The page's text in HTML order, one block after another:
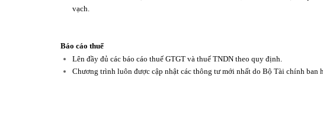
vạch.
Báo cáo thuế
Lên đầy đủ các báo cáo thuế GTGT và thuế TNDN theo quy định.
Chương trình luôn được cập nhật các thông tư mới nhất do Bộ Tài chính ban